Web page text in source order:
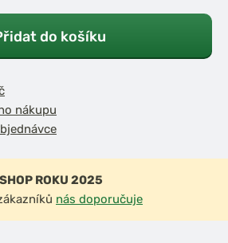
do košíku
nákupu
ROKU 2025
nás doporučuje